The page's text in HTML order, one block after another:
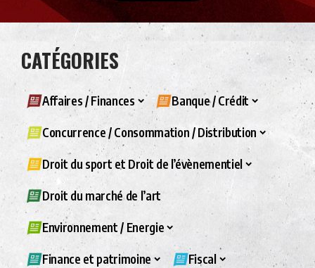
CATÉGORIES
Affaires / Finances Banque / Crédit
Concurrence / Consommation / Distribution
Droit du sport et Droit de l’évènementiel
Droit du marché de l’art
Environnement / Energie
Finance et patrimoine Fiscal